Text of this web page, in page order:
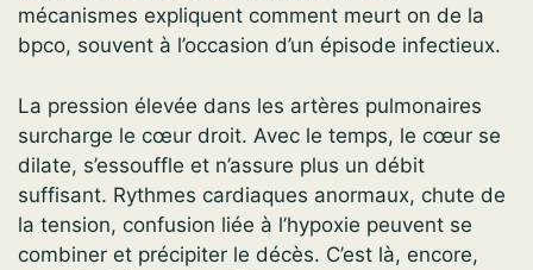
mécanismes expliquent comment meurt on de la
bpco, souvent à l’occasion d’un épisode infectieux.
La pression élevée dans les artères pulmonaires
surcharge le cœur droit. Avec le temps, le cœur se
dilate, s’essouffle et n’assure plus un débit
suffisant. Rythmes cardiaques anormaux, chute de
la tension, confusion liée à l’hypoxie peuvent se
combiner et précipiter le décès. C’est là, encore,